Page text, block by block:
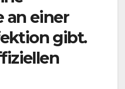
an einer
gibt.